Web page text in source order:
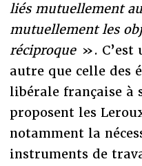
liés mutuellement
mutuellement les
réciproque». C’est
autre que celle des
libérale française à
proposent les
notamment la
instruments de